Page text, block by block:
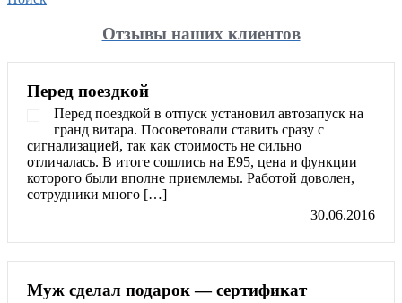
Отзывы наших клиентов
Перед поездкой
Перед поездкой в отпуск установил автозапуск на
гранд витара. Посоветовали ставить сразу с
сигнализацией, так как стоимость не сильно
отличалась. В итоге сошлись на Е95, цена и функции
которого были вполне приемлемы. Работой доволен,
сотрудники много […]
30.06.2016
Муж сделал подарок — сертификат